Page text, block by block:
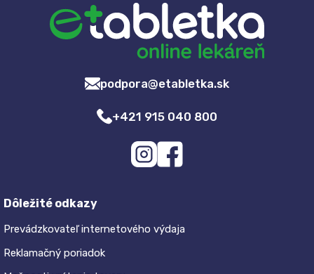
podpora@etabletka.sk
+421 915 040 800
Dôležité odkazy
Prevádzkovateľ internetového výdaja
Reklamačný poriadok